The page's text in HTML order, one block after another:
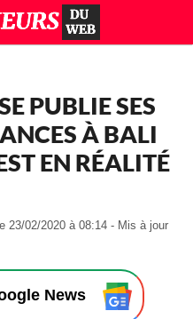
PUBLIE SES
À BALI
EN RÉALITÉ
23/02/2020 à 08:14 - Mis à jour
News